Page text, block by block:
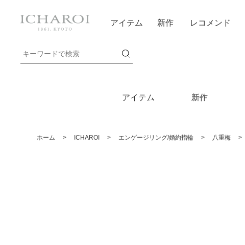
アイテム 新作
アイテム 新作 レコメンド
ホーム > ICHAROI > エンゲージリング/婚約指輪 > 八重梅 >